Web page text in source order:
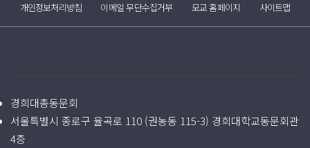
개인정보처리방침 이메일 무단수집거부 모교 홈페이지 사이트맵
경희대총동문회
서울특별시 종로구 율곡로 110 (권농동 115-3) 경희대학교동문회관
4층